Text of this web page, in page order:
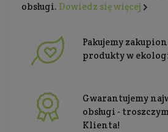
obsługi. Dowiedz się więcej
Pakujemy
produkty w
Gwarantujemy
obsługi -
Klienta!